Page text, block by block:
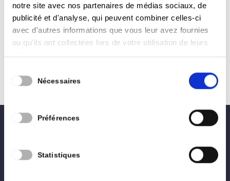
notre site avec nos partenaires de médias sociaux, de
publicité et d'analyse, qui peuvent combiner celles-ci
avec d'autres informations que vous leur avez fournies
ou qu'ils ont collectées lors de votre utilisation de leurs
services.
Nécessaires
Préférences
Statistiques
Parc archéologique des thermes romains La Ville
d’Arlon a déposé, avec quatre partenaires
transfrontaliers, le projet MEMORIA ROMANA
valoriser le patrimoine gallo-romain de la...
lesengagés.arlon@gmail.com